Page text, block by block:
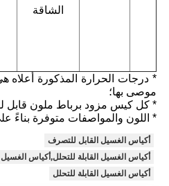
الشاقة
* درجات الحرارة المذكورة
موصى بها؛
* كل كيس مزود برباط ملون قابل
* اللون والمواصفات متوفرة بناءً
أكياس الغسيل القابل للتصرف
أكياس الغسيل القابلة للتحلل,أكياس الغسيل
أكياس الغسيل القابلة للتحلل